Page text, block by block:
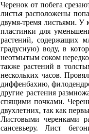
Черенок от побега
листья расположены
двумя-тремя листьями. У
пластинки для
растений, содержащих
градусную) воду, в
неотмытым соком
также растений в
нескольких часов.
диффенбахию,
другие растения
спящими почками.
двухлетних, так как
Листовыми черенками
сансевьеру. Лист